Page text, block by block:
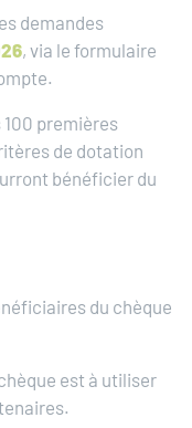
demandes
, via le formulaire
100 premières
de dotation
bénéficier du
du chèque
est à utiliser